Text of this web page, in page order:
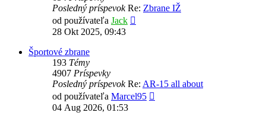
Posledný príspevokRe: Zbrane IŽ
od používateľa Jack
28 Okt 2025, 09:43
Športové zbrane
193 Témy
4907 Príspevky
Posledný príspevokRe: AR-15 all about
od používateľa Marcel95
04 Aug 2026, 01:53